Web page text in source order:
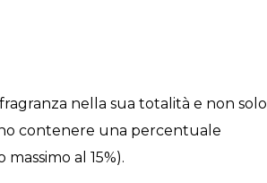
nella sua totalità e non solo
contenere una percentuale
al 15%).